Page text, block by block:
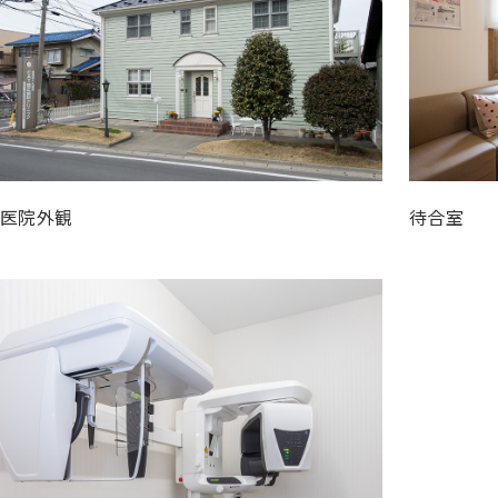
医院外観 待合室